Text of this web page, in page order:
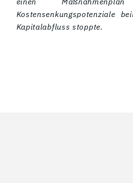
einen
Kostensenkungspotenziale
Kapitalabfluss stoppte.